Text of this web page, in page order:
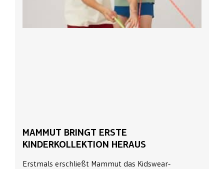
MAMMUT BRINGT ERSTE
KINDERKOLLEKTION HERAUS
Erstmals erschließt Mammut das Kidswear-